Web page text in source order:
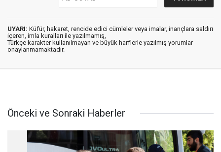
UYARI: Küfür, hakaret, rencide edici cümleler veya imalar, inançlara saldırı
içeren, imla kuralları ile yazılmamış,
Türkçe karakter kullanılmayan ve büyük harflerle yazılmış yorumlar
onaylanmamaktadır.
Önceki ve Sonraki Haberler